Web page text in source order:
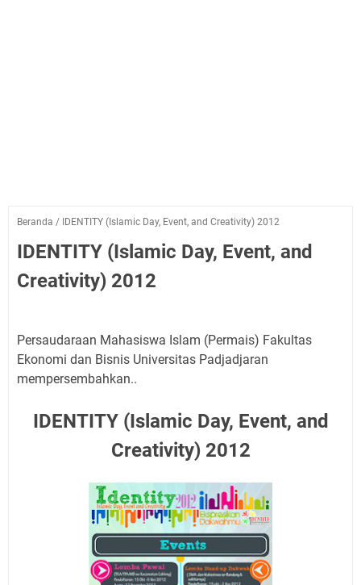
Beranda / IDENTITY (Islamic Day, Event, and Creativity) 2012
IDENTITY (Islamic Day, Event, and
Creativity) 2012
Persaudaraan Mahasiswa Islam (Permais) Fakultas
Ekonomi dan Bisnis Universitas Padjadjaran
mempersembahkan..
IDENTITY (Islamic Day, Event, and
Creativity) 2012